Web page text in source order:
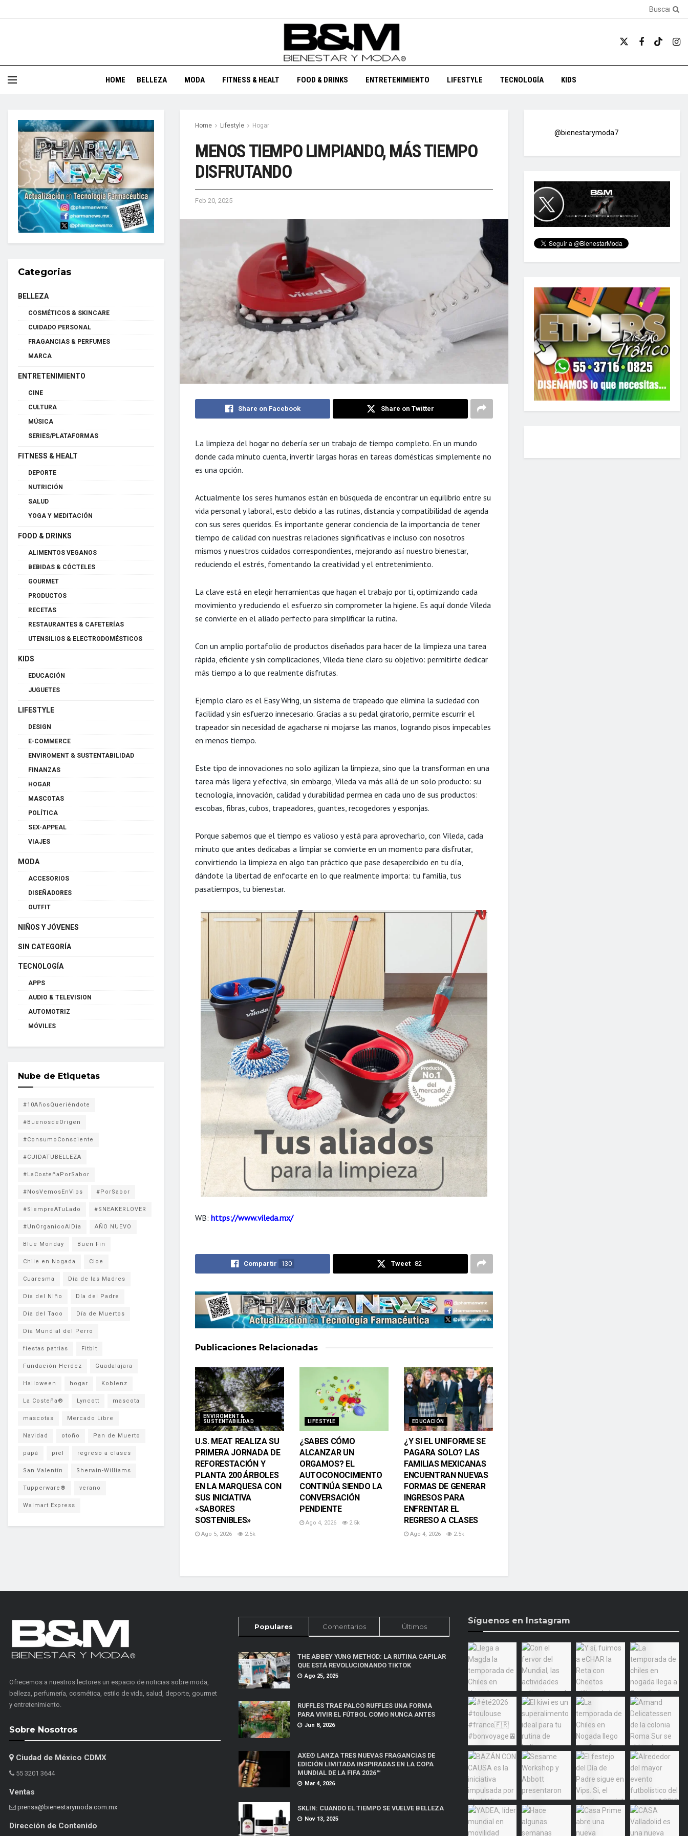
HOME BELLEZA MODA FITNESS & HEALT FOOD & DRINKS ENTRETENIMIENTO LIFESTYLE TECNOLOGÍA KIDS
Home Lifestyle Hogar
MENOS TIEMPO LIMPIANDO, MÁS TIEMPO
DISFRUTANDO
Feb 20, 2025
Share on Facebook Share on Twitter
La limpieza del hogar no debería ser un trabajo de tiempo completo. En un mundo
donde cada minuto cuenta, invertir largas horas en tareas domésticas simplemente no
es una opción.
Actualmente los seres humanos están en búsqueda de encontrar un equilibrio entre su
vida personal y laboral, esto debido a las rutinas, distancia y compatibilidad de agenda
con sus seres queridos. Es importante generar conciencia de la importancia de tener
tiempo de calidad con nuestras relaciones significativas e incluso con nosotros
mismos y nuestros cuidados correspondientes, mejorando así nuestro bienestar,
reduciendo el estrés, fomentando la creatividad y el entretenimiento.
La clave está en elegir herramientas que hagan el trabajo por ti, optimizando cada
movimiento y reduciendo el esfuerzo sin comprometer la higiene. Es aquí donde Vileda
se convierte en el aliado perfecto para simplificar la rutina.
Con un amplio portafolio de productos diseñados para hacer de la limpieza una tarea
rápida, eficiente y sin complicaciones, Vileda tiene claro su objetivo: permitirte dedicar
más tiempo a lo que realmente disfrutas.
Ejemplo claro es el Easy Wring, un sistema de trapeado que elimina la suciedad con
facilidad y sin esfuerzo innecesario. Gracias a su pedal giratorio, permite escurrir el
trapeador sin necesidad de agacharse ni mojarse las manos, logrando pisos impecables
en menos tiempo.
Este tipo de innovaciones no solo agilizan la limpieza, sino que la transforman en una
tarea más ligera y efectiva, sin embargo, Vileda va más allá de un solo producto: su
tecnología, innovación, calidad y durabilidad permea en cada uno de sus productos:
escobas, fibras, cubos, trapeadores, guantes, recogedores y esponjas.
Porque sabemos que el tiempo es valioso y está para aprovecharlo, con Vileda, cada
minuto que antes dedicabas a limpiar se convierte en un momento para disfrutar,
convirtiendo la limpieza en algo tan práctico que pase desapercibido en tu día,
dándote la libertad de enfocarte en lo que realmente importa: tu familia, tus
pasatiempos, tu bienestar.
WB: https://www.vileda.mx/
Compartir 130 Tweet 82
Publicaciones Relacionadas
ENVIROMENT &
SUSTENTABILIDAD
U.S. MEAT REALIZA SU
PRIMERA JORNADA DE
REFORESTACIÓN Y
PLANTA 200 ÁRBOLES
EN LA MARQUESA CON
SUS INICIATIVA
«SABORES
SOSTENIBLES»
Ago 5, 2026 2.5k
LIFESTYLE
¿SABES CÓMO
ALCANZAR UN
ORGAMOS? EL
AUTOCONOCIMIENTO
CONTINÚA SIENDO LA
CONVERSACIÓN
PENDIENTE
Ago 4, 2026 2.5k
EDUCACIÓN
¿Y SI EL UNIFORME SE
PAGARA SOLO? LAS
FAMILIAS MEXICANAS
ENCUENTRAN NUEVAS
FORMAS DE GENERAR
INGRESOS PARA
ENFRENTAR EL
REGRESO A CLASES
Ago 4, 2026 2.5k
Categorias
BELLEZA
COSMÉTICOS & SKINCARE
CUIDADO PERSONAL
FRAGANCIAS & PERFUMES
MARCA
ENTRETENIMIENTO
CINE
CULTURA
MÚSICA
SERIES/PLATAFORMAS
FITNESS & HEALT
DEPORTE
NUTRICIÓN
SALUD
YOGA Y MEDITACIÓN
FOOD & DRINKS
ALIMENTOS VEGANOS
BEBIDAS & CÓCTELES
GOURMET
PRODUCTOS
RECETAS
RESTAURANTES & CAFETERÍAS
UTENSILIOS & ELECTRODOMÉSTICOS
KIDS
EDUCACIÓN
JUGUETES
LIFESTYLE
DESIGN
E-COMMERCE
ENVIROMENT & SUSTENTABILIDAD
FINANZAS
HOGAR
MASCOTAS
POLÍTICA
SEX-APPEAL
VIAJES
MODA
ACCESORIOS
DISEÑADORES
OUTFIT
NIÑOS Y JÓVENES
SIN CATEGORÍA
TECNOLOGÍA
APPS
AUDIO & TELEVISION
AUTOMOTRIZ
MÓVILES
Nube de Etiquetas
#10AñosQueriéndote
#BuenosdeOrigen
#ConsumoConsciente
#CUIDATUBELLEZA
#LaCosteñaPorSabor
#NosVemosEnVips #PorSabor
#SiempreATuLado #SNEAKERLOVER
#UnOrganicoAlDia AÑO NUEVO
Blue Monday Buen Fin
Chile en Nogada Cloe
Cuaresma Día de las Madres
Día del Niño Día del Padre
Día del Taco Día de Muertos
Día Mundial del Perro
fiestas patrias Fitbit
Fundación Herdez Guadalajara
Halloween hogar Koblenz
La Costeña® Lyncott mascota
mascotas Mercado Libre
Navidad otoño Pan de Muerto
papá piel regreso a clases
San Valentín Sherwin-Williams
Tupperware® verano
Walmart Express
@bienestarymoda7
Ofrecemos a nuestros lectores un espacio de noticias sobre moda,
belleza, perfumería, cosmética, estilo de vida, salud, deporte, gourmet
y entretenimiento.
Sobre Nosotros
Ciudad de México CDMX
55 3201 3644
Ventas
prensa@bienestarymoda.com.mx
Dirección de Contenido
Populares Comentarios Últimos
THE ABBEY YUNG METHOD: LA RUTINA CAPILAR
QUE ESTÁ REVOLUCIONANDO TIKTOK
Ago 25, 2025
RUFFLES TRAE PALCO RUFFLES UNA FORMA
PARA VIVIR EL FÚTBOL COMO NUNCA ANTES
Jun 8, 2026
AXE® LANZA TRES NUEVAS FRAGANCIAS DE
EDICIÓN LIMITADA INSPIRADAS EN LA COPA
MUNDIAL DE LA FIFA 2026™
Mar 4, 2026
SKLIN: CUANDO EL TIEMPO SE VUELVE BELLEZA
Nov 13, 2025
Síguenos en Instagram